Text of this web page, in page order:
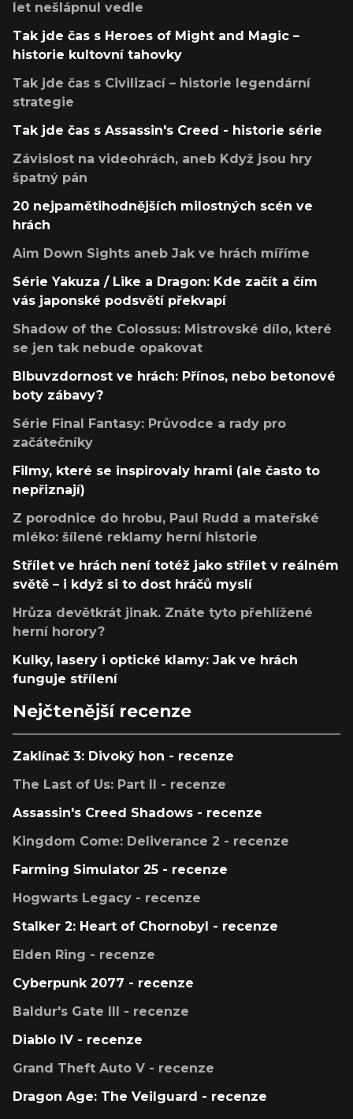
let nešlápnul vedle
Tak jde čas s Heroes of Might and Magic –
historie kultovní tahovky
Tak jde čas s Civilizací – historie legendární
strategie
Tak jde čas s Assassin's Creed - historie série
Závislost na videohrách, aneb Když jsou hry
špatný pán
20 nejpamětihodnějších milostných scén ve
hrách
Aim Down Sights aneb Jak ve hrách míříme
Série Yakuza / Like a Dragon: Kde začít a čím
vás japonské podsvětí překvapí
Shadow of the Colossus: Mistrovské dílo, které
se jen tak nebude opakovat
Blbuvzdornost ve hrách: Přínos, nebo betonové
boty zábavy?
Série Final Fantasy: Průvodce a rady pro
začátečníky
Filmy, které se inspirovaly hrami (ale často to
nepřiznají)
Z porodnice do hrobu, Paul Rudd a mateřské
mléko: šílené reklamy herní historie
Střílet ve hrách není totéž jako střílet v reálném
světě – i když si to dost hráčů myslí
Hrůza devětkrát jinak. Znáte tyto přehlížené
herní horory?
Kulky, lasery i optické klamy: Jak ve hrách
funguje střílení
Nejčtenější recenze
Zaklínač 3: Divoký hon - recenze
The Last of Us: Part II - recenze
Assassin's Creed Shadows - recenze
Kingdom Come: Deliverance 2 - recenze
Farming Simulator 25 - recenze
Hogwarts Legacy - recenze
Stalker 2: Heart of Chornobyl - recenze
Elden Ring - recenze
Cyberpunk 2077 - recenze
Baldur's Gate III - recenze
Diablo IV - recenze
Grand Theft Auto V - recenze
Dragon Age: The Veilguard - recenze